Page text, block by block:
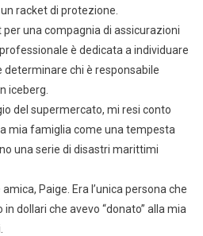
racket di protezione.
una compagnia di assicurazioni
è dedicata a individuare
determinare chi è responsabile
iceberg.
del supermercato, mi resi conto
mia famiglia come una tempesta
una serie di disastri marittimi
Paige. Era l’unica persona che
dollari che avevo “donato” alla mia